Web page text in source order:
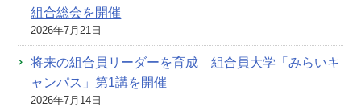
組合総会を開催
2026年7月21日
将来の組合員リーダーを育成 組合員大学「みらいキ
ャンパス」第1講を開催
2026年7月14日